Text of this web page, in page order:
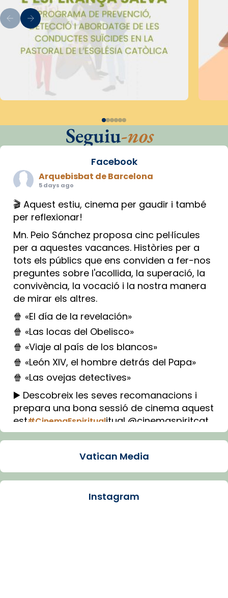
Seguiu-nos
Facebook
Arquebisbat de Barcelona
5 days ago
🎬 Aquest estiu, cinema per gaudir i també
per reflexionar!
Mn. Peio Sánchez proposa cinc pel·lícules
per a aquestes vacances. Històries per a
tots els públics que ens conviden a fer-nos
preguntes sobre l'acollida, la superació, la
convivència, la vocació i la nostra manera
de mirar els altres.
🍿 «El día de la revelación»
🍿 «Las locas del Obelisco»
🍿 «Viaje al país de los blancos»
🍿 «León XIV, el hombre detrás del Papa»
🍿 «Las ovejas detectives»
▶️ Descobreix les seves recomanacions i
prepara una bona sessió de cinema aquest
est#CinemaEspiritualitual @cinemaspiritcat
Imatge: Generada amb IA (OpenAI)
Arquebisbat de Barcelona
Vatican Media
Instagram